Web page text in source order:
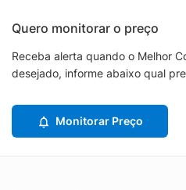
Quero monitorar o preço
Receba alerta quando o Melhor
desejado, informe abaixo qual
Monitorar Preço